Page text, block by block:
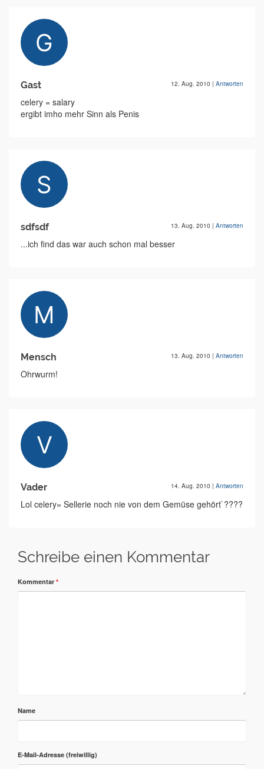
Gast 12. Aug. 2010 | Antworten
celery = salary
ergibt imho mehr Sinn als Penis
sdfsdf 13. Aug. 2010 | Antworten
...ich find das war auch schon mal besser
Mensch 13. Aug. 2010 | Antworten
Ohrwurm!
Vader 14. Aug. 2010 | Antworten
Lol celery= Sellerie noch nie von dem Gemüse gehört`????
Schreibe einen Kommentar
Kommentar *
Name
E-Mail-Adresse